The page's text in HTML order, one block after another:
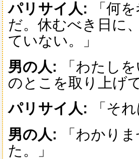
パリサイ人: 「何
だ。休むべき日に
ていない。」
男の人: 「わたし
のとこを取り上げ
パリサイ人: 「そ
男の人: 「わかり
た。」